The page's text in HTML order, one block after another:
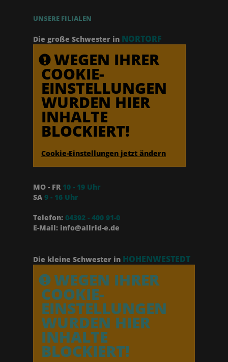
UNSERE FILIALEN
Die große Schwester in NORTORF
WEGEN IHRER
COOKIE-
EINSTELLUNGEN
WURDEN HIER
INHALTE
BLOCKIERT!
Cookie-Einstellungen jetzt ändern
MO - FR 10 - 19 Uhr
SA 9 - 16 Uhr
Telefon: 04392 - 400 91-0
E-Mail: info@allrid-e.de
Die kleine Schwester in HOHENWESTEDT
WEGEN IHRER
COOKIE-
EINSTELLUNGEN
WURDEN HIER
INHALTE
BLOCKIERT!